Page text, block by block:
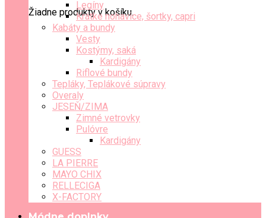
Žiadne produkty v košíku.
Legíny
Krátke nohavice, šortky, capri
Kabáty a bundy
Vesty
Kostýmy, saká
Kardigány
Riflové bundy
Tepláky, Teplákové súpravy
Overaly
JESEŇ/ZIMA
Zimné vetrovky
Pulóvre
Kardigány
GUESS
LA PIERRE
MAYO CHIX
RELLECIGA
X-FACTORY